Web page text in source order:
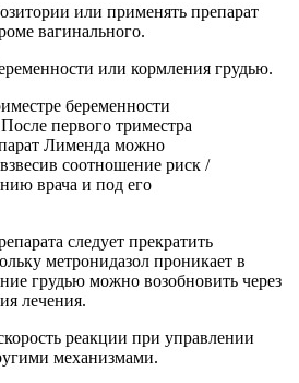
или применять препарат
вагинального.
или кормления грудью.
беременности
первого триместра
Лименда можно
соотношение риск /
врача и под его
следует прекратить
метронидазол проникает в
грудью можно возобновить через
лечения.
реакции при управлении
механизмами.